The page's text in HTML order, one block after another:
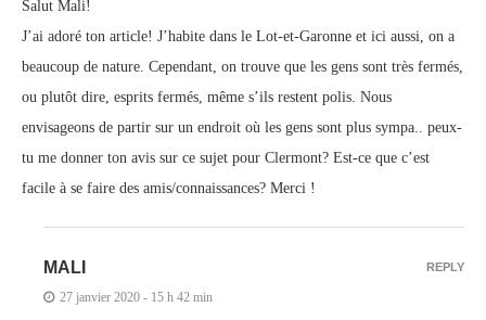
Salut Mali!
J’ai adoré ton article! J’habite dans le Lot-et-Garonne et ici aussi, on a
beaucoup de nature. Cependant, on trouve que les gens sont très fermés,
ou plutôt dire, esprits fermés, même s’ils restent polis. Nous
envisageons de partir sur un endroit où les gens sont plus sympa.. peux-
tu me donner ton avis sur ce sujet pour Clermont? Est-ce que c’est
facile à se faire des amis/connaissances? Merci !
MALI
27 janvier 2020 - 15 h 42 min
REPLY